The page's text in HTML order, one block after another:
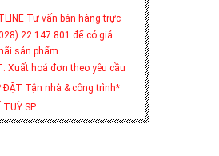
Tư vấn bán hàng trực
để có giá
sản phẩm
Xuất hoá đơn theo yêu cầu
ĐẶT Tận nhà & công trình*
TUỲ SP